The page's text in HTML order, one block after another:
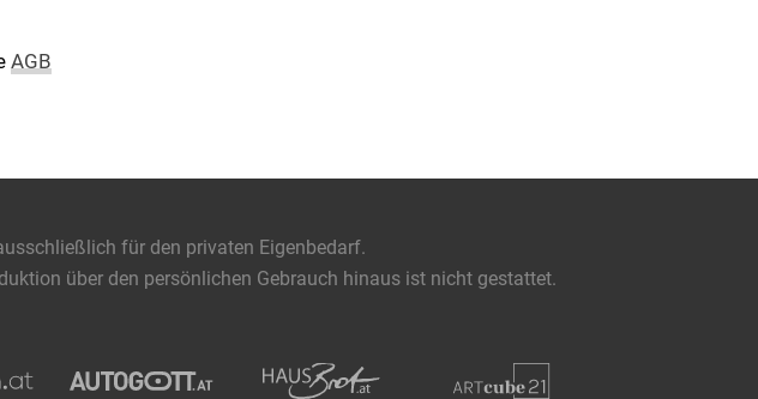
AGB
für den privaten Eigenbedarf.
über den persönlichen Gebrauch hinaus ist nicht gestattet.